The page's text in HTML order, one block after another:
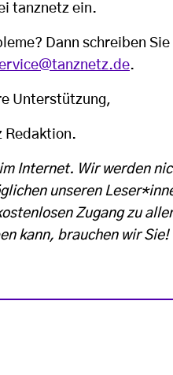
tanznetz ein.
Dann schreiben Sie
.
Unterstützung,
Redaktion.
Internet. Wir werden
unseren
Zugang zu
kann, brauchen wir Sie!